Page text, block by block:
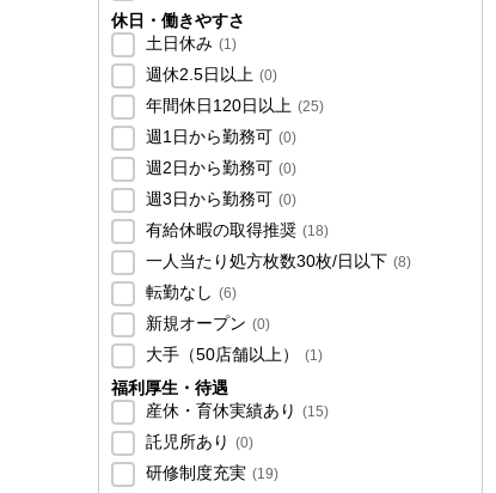
休日・働きやすさ
土日休み (1)
週休2.5日以上 (0)
年間休日120日以上 (25)
週1日から勤務可 (0)
週2日から勤務可 (0)
週3日から勤務可 (0)
有給休暇の取得推奨 (18)
一人当たり処方枚数30枚/日以下 (8)
転勤なし (6)
新規オープン (0)
大手（50店舗以上） (1)
福利厚生・待遇
産休・育休実績あり (15)
託児所あり (0)
研修制度充実 (19)